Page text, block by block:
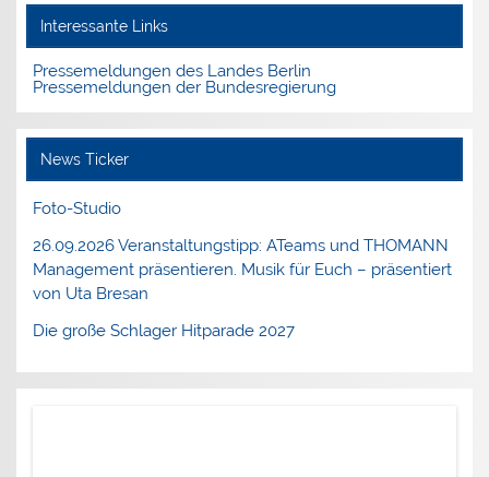
Interessante Links
Pressemeldungen des Landes Berlin
Pressemeldungen der Bundesregierung
News Ticker
Foto-Studio
26.09.2026 Veranstaltungstipp: ATeams und THOMANN
Management präsentieren. Musik für Euch – präsentiert
von Uta Bresan
Die große Schlager Hitparade 2027